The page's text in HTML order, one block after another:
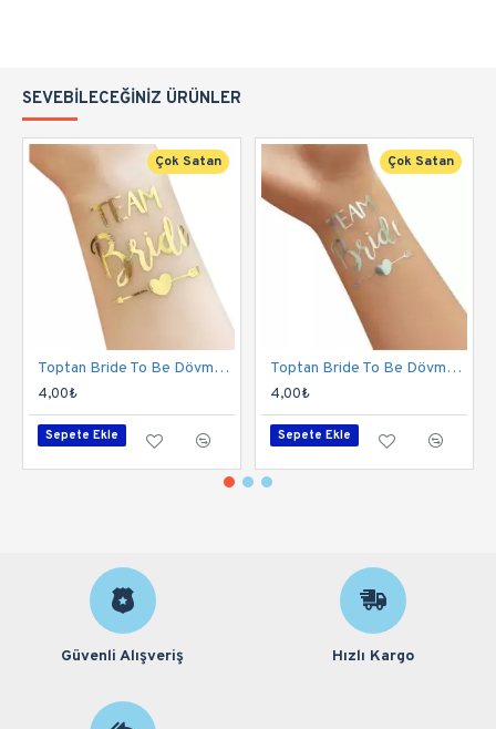
SEVEBILECEĞINIZ ÜRÜNLER
Çok Satan
Toptan Bride To Be Dövme Gold Altın
4,00₺
Sepete Ekle
Çok Satan
Toptan Bride To Be Dövme Gümüş
4,00₺
Sepete Ekle
Güvenli Alışveriş Hızlı Kargo